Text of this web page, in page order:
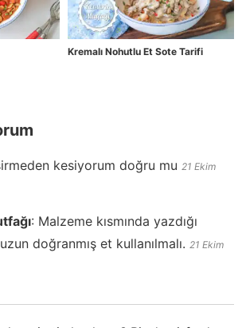
Kremalı Nohutlu Et Sote Tarifi
kesiyorum doğru mu 21 Ekim
: Malzeme kısmında yazdığı
doğranmış et kullanılmalı. 21 Ekim